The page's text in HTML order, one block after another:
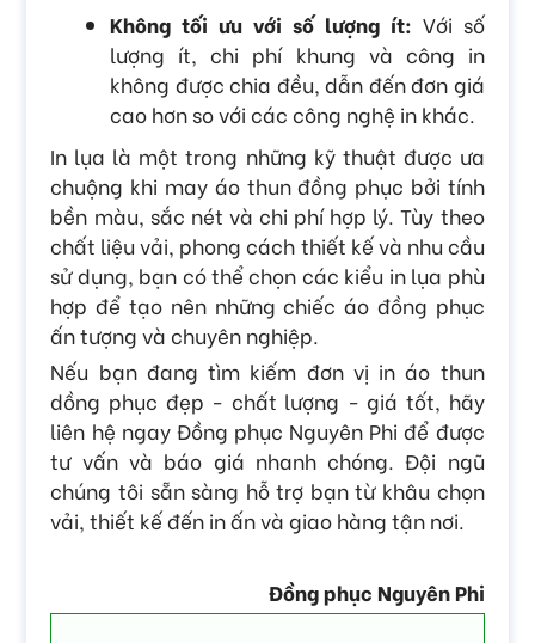
Không tối ưu với số lượng ít: Với số
lượng ít, chi phí khung và công in
không được chia đều, dẫn đến đơn giá
cao hơn so với các công nghệ in khác.
In lụa là một trong những kỹ thuật được ưa
chuộng khi may áo thun đồng phục bởi tính
bền màu, sắc nét và chi phí hợp lý. Tùy theo
chất liệu vải, phong cách thiết kế và nhu cầu
sử dụng, bạn có thể chọn các kiểu in lụa phù
hợp để tạo nên những chiếc áo đồng phục
ấn tượng và chuyên nghiệp.
Nếu bạn đang tìm kiếm đơn vị in áo thun
dồng phục đẹp - chất lượng - giá tốt, hãy
liên hệ ngay Đồng phục Nguyên Phi để được
tư vấn và báo giá nhanh chóng. Đội ngũ
chúng tôi sẵn sàng hỗ trợ bạn từ khâu chọn
vải, thiết kế đến in ấn và giao hàng tận nơi.
Đồng phục Nguyên Phi